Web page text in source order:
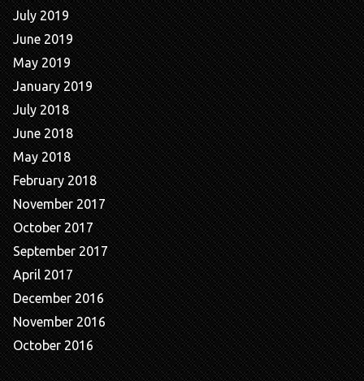
July 2019
June 2019
May 2019
January 2019
July 2018
June 2018
May 2018
February 2018
November 2017
October 2017
September 2017
April 2017
December 2016
November 2016
October 2016